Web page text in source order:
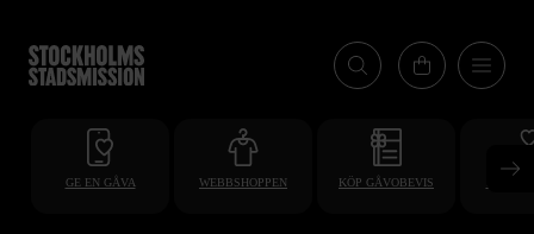
till
huvudinnehåll
GE EN GÅVA WEBBSHOPPEN KÖP GÅVOBEVIS